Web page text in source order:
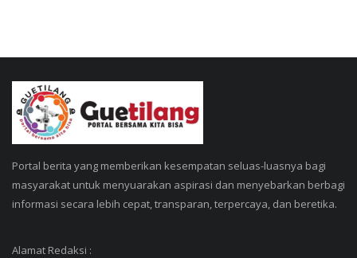
Portal berita yang memberikan kesempatan seluas-luasnya bagi
masyarakat untuk menyuarakan aspirasi dan menyebarkan berbagi
informasi secara lebih cepat, transparan, terpercaya, dan beretika.
Alamat Redaksi :